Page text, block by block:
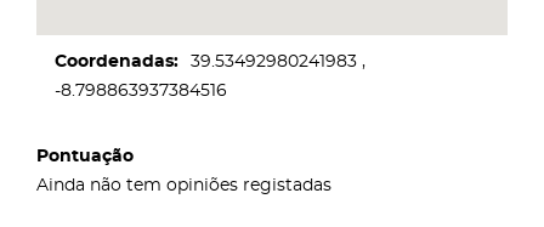
Coordenadas
39.53492980241983
-8.798863937384516
Pontuação
Ainda não tem opiniões registadas